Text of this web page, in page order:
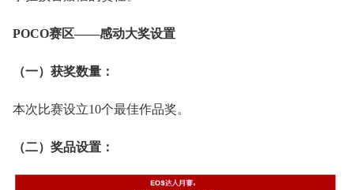
POCO赛区——感动大奖设置
（一）获奖数量：
本次比赛设立10个最佳作品奖。
（二）奖品设置：